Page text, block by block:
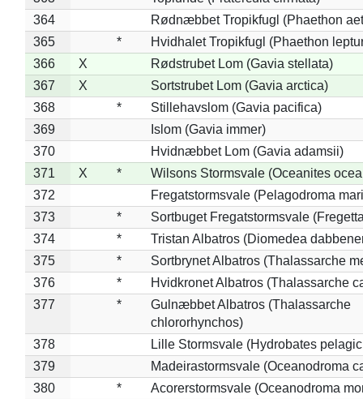
364
Rødnæbbet Tropikfugl (Phaethon
365
*
Hvidhalet Tropikfugl (Phaethon
366
X
Rødstrubet Lom (Gavia stellata)
367
X
Sortstrubet Lom (Gavia arctica)
368
*
Stillehavslom (Gavia pacifica)
369
Islom (Gavia immer)
370
Hvidnæbbet Lom (Gavia adamsii)
371
X *
Wilsons Stormsvale (Oceanites
372
Fregatstormsvale (Pelagodroma
373
*
Sortbuget Fregatstormsvale
374
*
Tristan Albatros (Diomedea
375
*
Sortbrynet Albatros (Thalassarche
376
*
Hvidkronet Albatros (Thalassarche
377
*
Gulnæbbet Albatros (Thalassarche
chlororhynchos)
378
Lille Stormsvale (Hydrobates
379
Madeirastormsvale (Oceanodroma
380
*
Acorerstormsvale (Oceanodroma